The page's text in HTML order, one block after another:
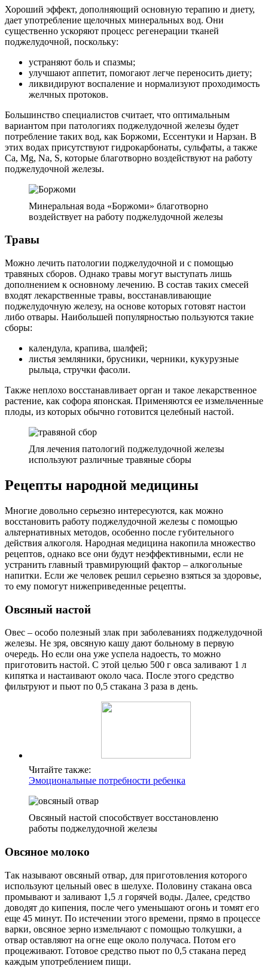
Хороший эффект, дополняющий основную терапию и диету,
дает употребление щелочных минеральных вод. Они
существенно ускоряют процесс регенерации тканей
поджелудочной, поскольку:
устраняют боль и спазмы;
улучшают аппетит, помогают легче переносить диету;
ликвидируют воспаление и нормализуют проходимость
желчных протоков.
Большинство специалистов считает, что оптимальным
вариантом при патологиях поджелудочной железы будет
потребление таких вод, как Боржоми, Ессентуки и Нарзан. В
этих водах присутствуют гидрокарбонаты, сульфаты, а также
Ca, Mg, Na, S, которые благотворно воздействуют на работу
поджелудочной железы.
Минеральная вода «Боржоми» благотворно
воздействует на работу поджелудочной железы
Травы
Можно лечить патологии поджелудочной и с помощью
травяных сборов. Однако травы могут выступать лишь
дополнением к основному лечению. В состав таких смесей
входят лекарственные травы, восстанавливающие
поджелудочную железу, на основе которых готовят настои
либо отвары. Наибольшей популярностью пользуются такие
сборы:
календула, крапива, шалфей;
листья земляники, брусники, черники, кукурузные
рыльца, стручки фасоли.
Также неплохо восстанавливает орган и такое лекарственное
растение, как софора японская. Применяются ее измельченные
плоды, из которых обычно готовится целебный настой.
Для лечения патологий поджелудочной железы
используют различные травяные сборы
Рецепты народной медицины
Многие довольно серьезно интересуются, как можно
восстановить работу поджелудочной железы с помощью
альтернативных методов, особенно после губительного
действия алкоголя. Народная медицина накопила множество
рецептов, однако все они будут неэффективными, если не
устранить главный травмирующий фактор – алкогольные
напитки. Если же человек решил серьезно взяться за здоровье,
то ему помогут нижеприведенные рецепты.
Овсяный настой
Овес – особо полезный злак при заболеваниях поджелудочной
железы. Не зря, овсяную кашу дают больному в первую
очередь. Но если она уже успела надоесть, то можно
приготовить настой. С этой целью 500 г овса заливают 1 л
кипятка и настаивают около часа. После этого средство
фильтруют и пьют по 0,5 стакана 3 раза в день.
Читайте также:
Эмоциональные потребности ребенка
Овсяный настой способствует восстановленю
работы поджелудочной железы
Овсяное молоко
Так называют овсяный отвар, для приготовления которого
используют цельный овес в шелухе. Половину стакана овса
промывают и заливают 1,5 л горячей воды. Далее, средство
доводят до кипения, после чего уменьшают огонь и томят его
еще 45 минут. По истечении этого времени, прямо в процессе
варки, овсяное зерно измельчают с помощью толкушки, а
отвар оставляют на огне еще около получаса. Потом его
процеживают. Готовое средство пьют по 0,5 стакана перед
каждым употреблением пищи.